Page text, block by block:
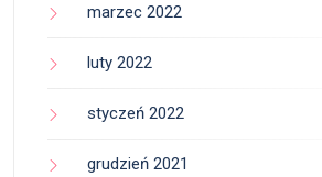
marzec 2022
luty 2022
styczeń 2022
grudzień 2021